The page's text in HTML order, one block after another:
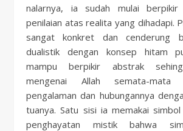
nalarnya, ia sudah mulai
penilaian atas realita yang dihadapi.
sangat konkret dan cenderung
dualistik dengan konsep hitam
mampu berpikir abstrak
mengenai Allah semata-
pengalaman dan hubungannya
tuanya. Satu sisi ia memakai
penghayatan mistik bahwa